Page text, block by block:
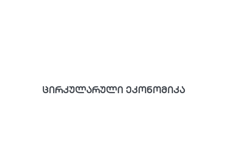
ცირკულარული ეკონომიკა